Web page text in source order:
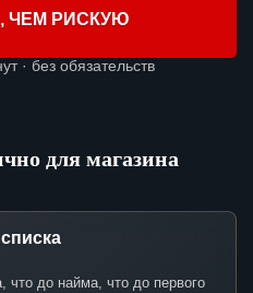
ЧЕМ РИСКУЮ
· без обязательств
для магазина
что до найма, что до первого